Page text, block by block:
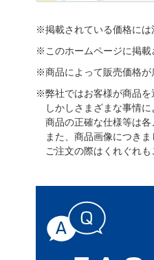
※掲載されている価格には
※このホームページに掲載
※商品によって販売価格が
※弊社ではお客様が商品を
しかしさまざまな事情
商品の正確な仕様等は
また、商品画像につき
ご注文の際はくれぐれ